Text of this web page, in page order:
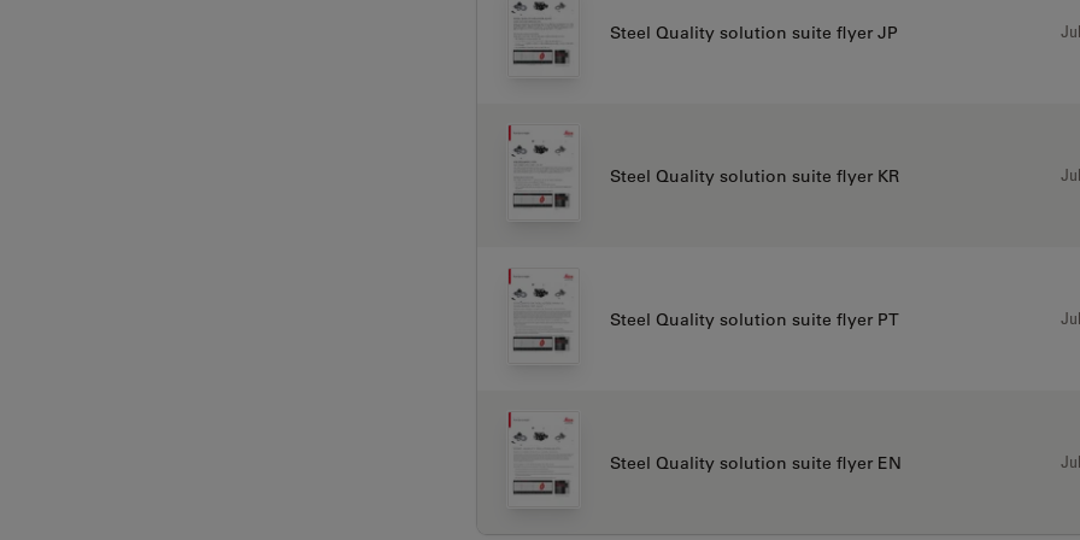
Steel Quality solution suite flyer JP
Steel Quality solution suite flyer KR
Steel Quality solution suite flyer PT
Steel Quality solution suite flyer EN